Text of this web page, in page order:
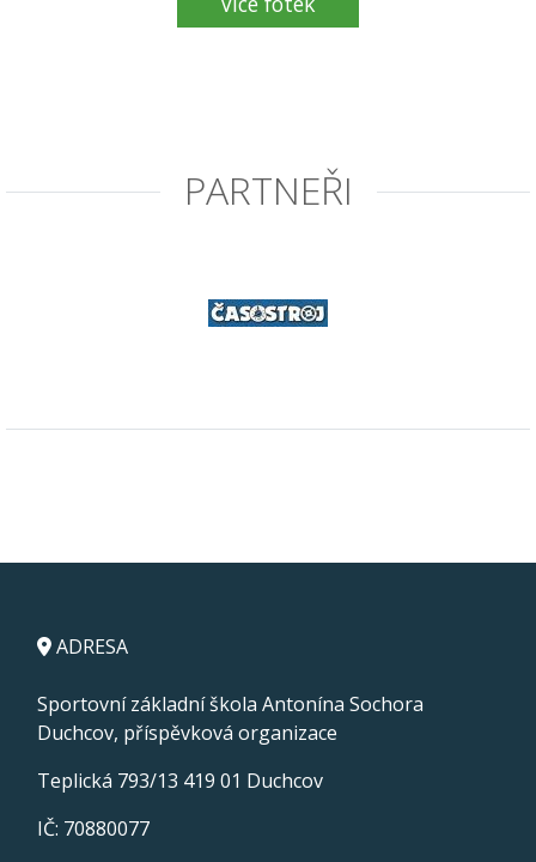
PARTNEŘI
ADRESA
Sportovní základní škola Antonína Sochora
Duchcov, příspěvková organizace
Teplická 793/13 419 01 Duchcov
IČ: 70880077